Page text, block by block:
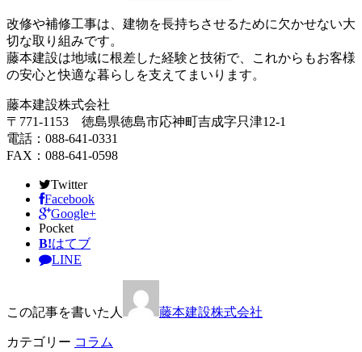
改修や補修工事は、建物を長持ちさせるために欠かせない大
切な取り組みです。
藤本建設は地域に根差した経験と技術で、これからもお客様
の安心と快適な暮らしを支えてまいります。
藤本建設株式会社
〒771-1153 徳島県徳島市応神町吉成字只津12-1
電話：088-641-0331
FAX：088-641-0598
Twitter
Facebook
Google+
Pocket
B!はてブ
LINE
この記事を書いた人 藤本建設株式会社
カテゴリー コラム